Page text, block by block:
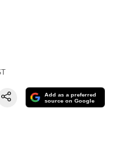
Add as a preferred
source on Google